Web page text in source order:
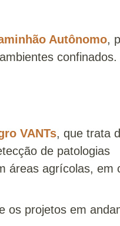
Autônomo,
confinados.
VANTs, que trata
de patologias
áreas agrícolas, em
os projetos em